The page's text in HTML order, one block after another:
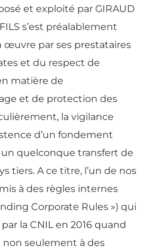
et exploité par GIRAUD
s’est préalablement
œuvre par ses prestataires
et du respect de
matière de
et de protection des
la vigilance
d’un fondement
quelconque transfert de
tiers. A ce titre, l’un de nos
à des règles internes
Corporate Rules ») qui
la CNIL en 2016 quand
non seulement à des